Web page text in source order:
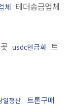
체 테더송금업체
usdc현금화 트
일정산 트론구매